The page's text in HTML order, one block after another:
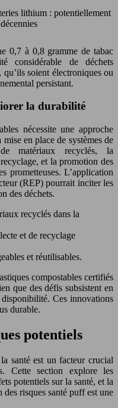
lithium : potentiellement
0,7 à 0,8 gramme de tabac
considérable de déchets
soient électroniques ou
persistant.
la durabilité
nécessite une approche
en place de systèmes de
matériaux recyclés, la
et la promotion des
prometteuses. L’application
(REP) pourrait inciter les
des déchets.
recyclés dans la
et de recyclage
et réutilisables.
compostables certifiés
que des défis subsistent en
Ces innovations
durable.
potentiels
santé est un facteur crucial
Cette section explore les
potentiels sur la santé, et la
risques santé puff est une